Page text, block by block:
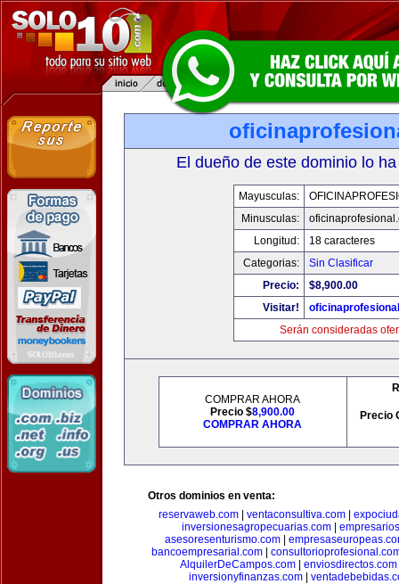
El dueño de este dominio lo
Mayusculas:
Minusculas:
Longitud:
18 caracteres
Categorias:
Sin Clasificar
Precio:
$8,900.00
Visitar!
Serán consideradas
COMPRAR AHORA
Precio $8,900.00
COMPRAR AHORA
Precio
Otros dominios en venta:
reservaweb.com| ventaconsultiva.com|
inversionesagropecuarias.com
asesoresenturismo.com|
bancoempresarial.com
AlquilerDeCampos.com
enviosdirectos.com
inversionyfinanzas.com|